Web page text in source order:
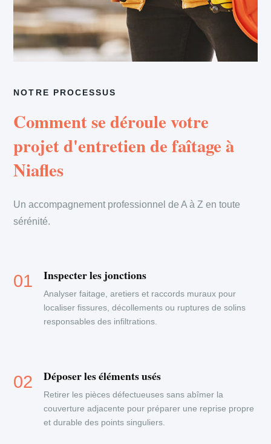
NOTRE PROCESSUS
Comment se déroule votre
projet d'entretien de faîtage à
Niafles
Un accompagnement professionnel de A à Z en toute
sérénité.
Inspecter les jonctions
Analyser faitage, aretiers et raccords muraux pour
localiser fissures, décollements ou ruptures de solins
responsables des infiltrations.
Déposer les éléments usés
Retirer les pièces défectueuses sans abîmer la
couverture adjacente pour préparer une reprise propre
et durable des points singuliers.